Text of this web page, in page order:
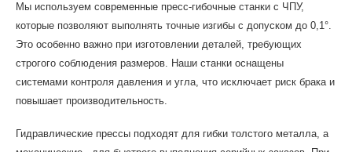
Мы используем современные пресс-гибочные станки с ЧПУ,
которые позволяют выполнять точные изгибы с допуском до 0,1°.
Это особенно важно при изготовлении деталей, требующих
строгого соблюдения размеров. Наши станки оснащены
системами контроля давления и угла, что исключает риск брака и
повышает производительность.
Гидравлические прессы подходят для гибки толстого металла, а